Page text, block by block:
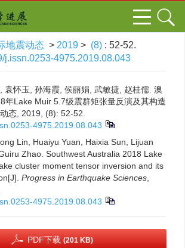
地震动态 > 2019 > (8) : 52-52.
j.issn.0253-4975.2019.08.043
袁怀玉, 孙海霞, 侯丽娟, 武敏捷, 赵桂儒. 澳
年Lake Muir 5.7级震群矩张量反演及其构造
态, 2019, (8): 52-52.
4975.2019.08.043
Lin, Huaiyu Yuan, Haixia Sun, Lijuan
Zhao. Southwest Australia 2018 Lake
cluster moment tensor inversion and its
Progress in Earthquake Sciences
4975.2019.08.043
PDF下载 (201 KB)